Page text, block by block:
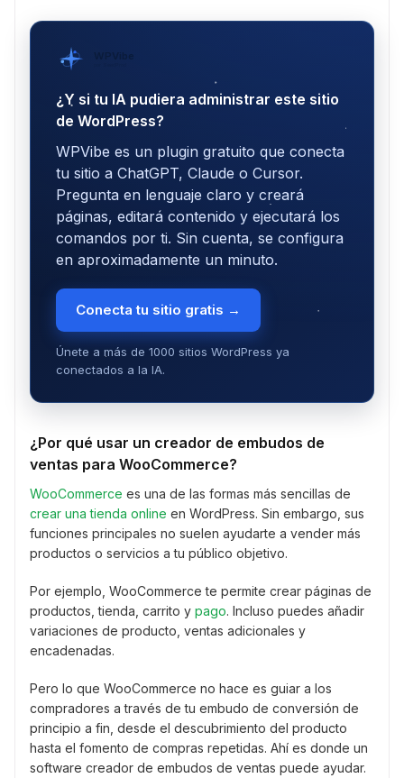
WPVibe
¿Y si tu IA pudiera administrar este sitio
de WordPress?
WPVibe es un plugin gratuito que conecta
tu sitio a ChatGPT, Claude o Cursor.
Pregunta en lenguaje claro y creará
páginas, editará contenido y ejecutará los
comandos por ti. Sin cuenta, se configura
en aproximadamente un minuto.
Conecta tu sitio gratis →
Únete a más de 1000 sitios WordPress ya
conectados a la IA.
¿Por qué usar un creador de embudos de
ventas para WooCommerce?
WooCommerce es una de las formas más sencillas de
crear una tienda online en WordPress. Sin embargo, sus
funciones principales no suelen ayudarte a vender más
productos o servicios a tu público objetivo.
Por ejemplo, WooCommerce te permite crear páginas de
productos, tienda, carrito y pago. Incluso puedes añadir
variaciones de producto, ventas adicionales y
encadenadas.
Pero lo que WooCommerce no hace es guiar a los
compradores a través de tu embudo de conversión de
principio a fin, desde el descubrimiento del producto
hasta el fomento de compras repetidas. Ahí es donde un
software creador de embudos de ventas puede ayudar.